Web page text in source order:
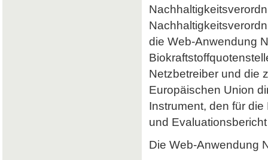
die Web-Anwendung
Netzbetreiber und die
Europäischen Union
Instrument, den für
und
Die Web-Anwendung